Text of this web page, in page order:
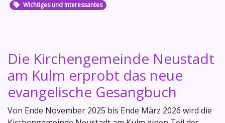
Wichtiges und Interessantes
Die Kirchengemeinde Neustadt
am Kulm erprobt das neue
evangelische Gesangbuch
Von Ende November 2025 bis Ende März 2026 wird die